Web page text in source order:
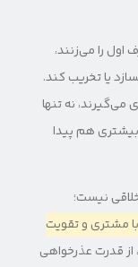
اول را می‌زنند،
یا تخریب کند.
نه تنها
بیشتری هم پیدا
نیست؛
مشتری و تقویت
قدرت عذرخواهی